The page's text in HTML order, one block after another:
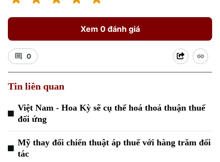
Xem 0 đánh giá
0
Tin liên quan
Việt Nam - Hoa Kỳ sẽ cụ thể hoá thoả thuận thuế
đối ứng
Mỹ thay đổi chiến thuật áp thuế với hàng trăm đối
tác